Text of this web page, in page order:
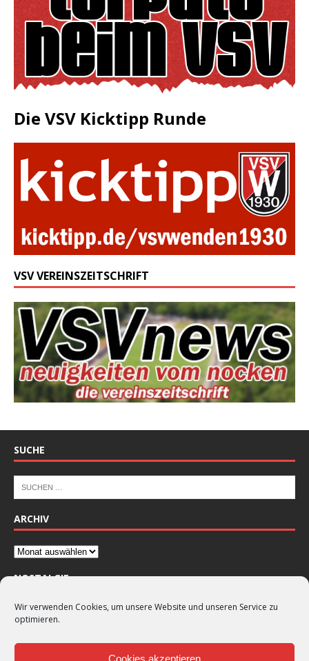
Wir verwenden Cookies, um unsere Website und unseren Service zu
optimieren.
Cookies akzeptieren
Die VSV Kicktipp Runde
VSV VEREINSZEITSCHRIFT
SUCHE
ARCHIV
NOSTALGIE